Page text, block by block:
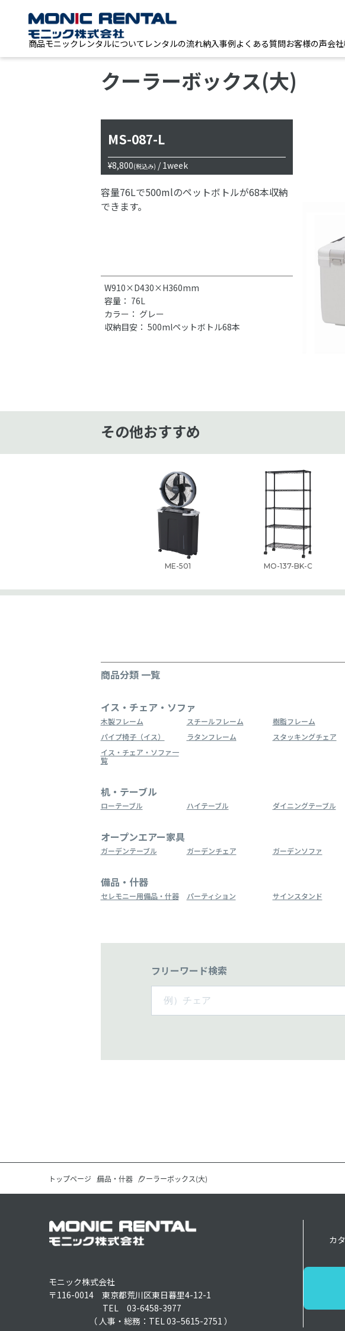
商品モニックレンタルについて レンタルの流れ納入事例よくある質問お客様の声会
クーラーボックス(大)
MS-087-L
¥8,800(税込み) / 1week
容量76Lで500mlのペットボトルが68本収納
できます。
W910×D430×H360mm
容量： 76L
カラー： グレー
収納目安： 500mlペットボトル68本
その他おすすめ
ME-501 MO-137-BK-C
商品分類 一覧
イス・チェア・ソファ
木製フレーム スチールフレーム 樹脂フレーム
パイプ椅子（イス）
ラタンフレーム スタッキングチェア
イス・チェア・ソファ一
覧
机・テーブル
ローテーブル ハイテーブル ダイニングテーブル
オープンエアー家具
ガーデンテーブル ガーデンチェア ガーデンソファ
備品・什器
セレモニー用備品・什器 パーティション サインスタンド
フリーワード検索
トップページ 備品・什器 クーラーボックス(大)
モニック株式会社
〒116-0014 東京都荒川区東日暮里4-12-1
TEL 03-6458-3977
（ 人事・総務：TEL 03–5615-2751 ）
カ